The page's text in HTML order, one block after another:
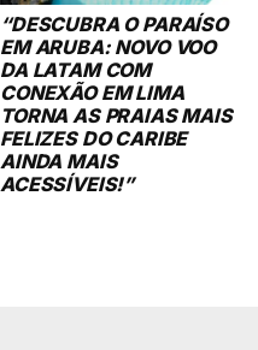
“DESCUBRA O PARAÍSO
EM ARUBA: NOVO VOO
DA LATAM COM
CONEXÃO EM LIMA
TORNA AS PRAIAS MAIS
FELIZES DO CARIBE
AINDA MAIS
ACESSÍVEIS!”